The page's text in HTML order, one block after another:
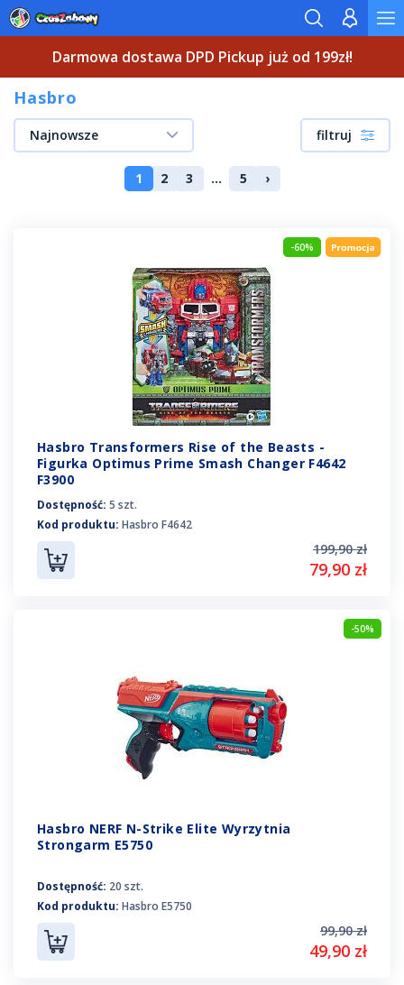
Darmowa dostawa DPD Pickup już od 199zł!
Hasbro
Najnowsze filtruj
1 2 3 ... 5 ›
-60%
Hasbro Transformers Rise of the Beasts -
Figurka Optimus Prime Smash Changer F4642
F3900
Dostępność: 5 szt.
Kod produktu: Hasbro F4642
199,90 zł
79,90 zł
-50%
Hasbro NERF N-Strike Elite Wyrzytnia
Strongarm E5750
Dostępność: 20 szt.
Kod produktu: Hasbro E5750
99,90 zł
49,90 zł